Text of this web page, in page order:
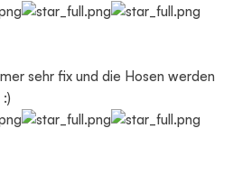
sehr fix und die Hosen werden